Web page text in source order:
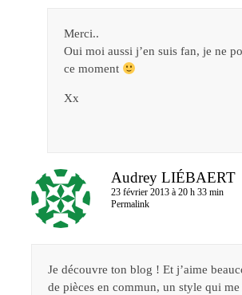
Merci..
Oui moi aussi j’en suis fan, je ne
ce moment
Xx
Audrey LIÉBAERT
23 février 2013 à 20 h 33 min
Permalink
Je découvre ton blog ! Et j’aime
de pièces en commun, un style qui me